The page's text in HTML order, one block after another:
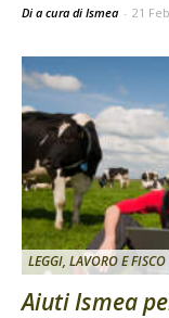
Di a cura di Ismea - 21
LEGGI, LAVORO E FISCO
Aiuti Ismea